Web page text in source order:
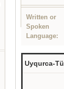
Written or
Spoken
Language:
Uyqurca-